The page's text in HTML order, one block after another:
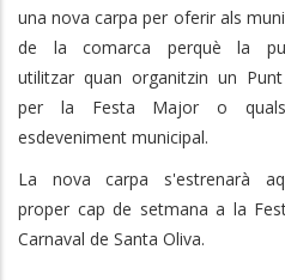
una nova carpa per oferir als
de la comarca perquè la
utilitzar quan organitzin un
per la Festa Major o
esdeveniment municipal.
La nova carpa s'estrenarà
proper cap de setmana a la
Carnaval de Santa Oliva.